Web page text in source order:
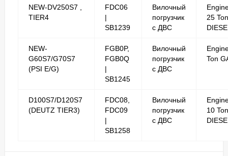
NEW-DV250S7 ,
TIER4
FDC06
|
SB1239
Вилочный
погрузчик
с ДВС
25 Ton
NEW-
G60S7/G70S7
(PSI E/G)
FGB0P,
FGB0Q
|
SB1245
Вилочный
погрузчик
с ДВС
Ton
D100S7/D120S7
(DEUTZ TIER3)
FDC08,
FDC09
|
SB1258
Вилочный
погрузчик
с ДВС
10 Ton